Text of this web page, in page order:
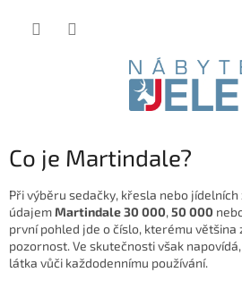
Co je Martindale?
Při výběru sedačky, křesla nebo
údajemMartindale 30 000, 50 000
první pohled jde o číslo, kterému většina
pozornost. Ve skutečnosti však
látka vůči každodennímu používání.